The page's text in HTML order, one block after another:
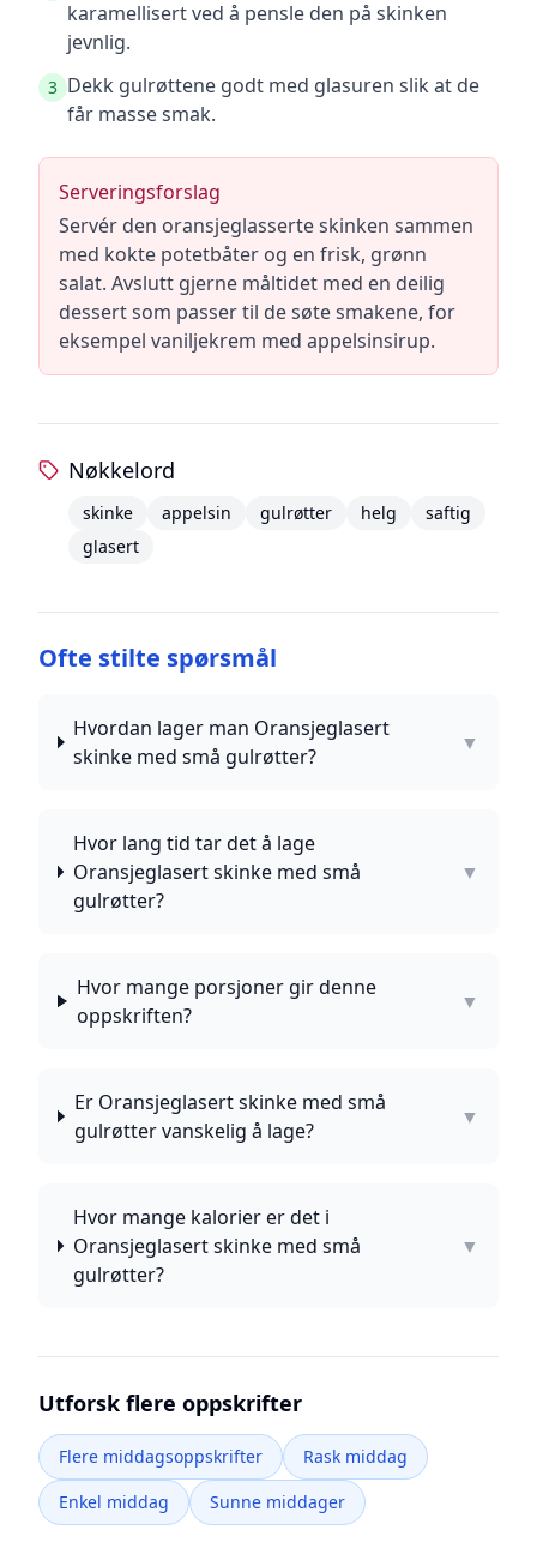
karamellisert ved å pensle den på skinken
jevnlig.
3 Dekk gulrøttene godt med glasuren slik at de
får masse smak.
Serveringsforslag
Servér den oransjeglasserte skinken sammen
med kokte potetbåter og en frisk, grønn
salat. Avslutt gjerne måltidet med en deilig
dessert som passer til de søte smakene, for
eksempel vaniljekrem med appelsinsirup.
Nøkkelord
skinke appelsin gulrøtter helg
saftig
glasert
Ofte stilte spørsmål
Hvordan lager man Oransjeglasert
skinke med små gulrøtter?
▼
Hvor lang tid tar det å lage
Oransjeglasert skinke med små
gulrøtter?
▼
Hvor mange porsjoner gir denne
oppskriften?
▼
Er Oransjeglasert skinke med små
gulrøtter vanskelig å lage?
▼
Hvor mange kalorier er det i
Oransjeglasert skinke med små
gulrøtter?
▼
Utforsk flere oppskrifter
Flere middagsoppskrifter
Rask middag
Enkel middag
Sunne middager